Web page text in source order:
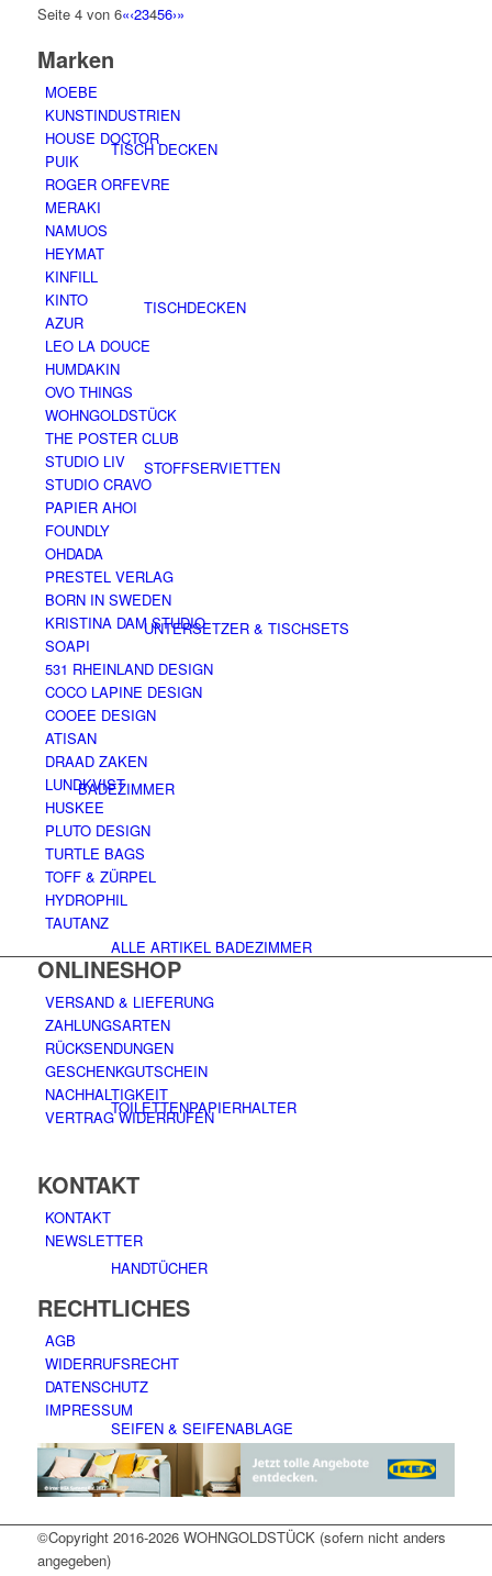
TISCH DECKEN
TISCHDECKEN
STOFFSERVIETTEN
UNTERSETZER & TISCHSETS
BADEZIMMER
ALLE ARTIKEL BADEZIMMER
TOILETTENPAPIERHALTER
HANDTÜCHER
SEIFEN & SEIFENABLAGE
Seite 4 von 6«‹23456›»
Marken
MOEBE
KUNSTINDUSTRIEN
HOUSE DOCTOR
PUIK
ROGER ORFEVRE
MERAKI
NAMUOS
HEYMAT
KINFILL
KINTO
AZUR
LEO LA DOUCE
HUMDAKIN
OVO THINGS
WOHNGOLDSTÜCK
THE POSTER CLUB
STUDIO LIV
STUDIO CRAVO
PAPIER AHOI
FOUNDLY
OHDADA
PRESTEL VERLAG
BORN IN SWEDEN
KRISTINA DAM STUDIO
SOAPI
531 RHEINLAND DESIGN
COCO LAPINE DESIGN
COOEE DESIGN
ATISAN
DRAAD ZAKEN
LUNDKVIST
HUSKEE
PLUTO DESIGN
TURTLE BAGS
TOFF & ZÜRPEL
HYDROPHIL
TAUTANZ
ONLINESHOP
VERSAND & LIEFERUNG
ZAHLUNGSARTEN
RÜCKSENDUNGEN
GESCHENKGUTSCHEIN
NACHHALTIGKEIT
VERTRAG WIDERRUFEN
KONTAKT
KONTAKT
NEWSLETTER
RECHTLICHES
AGB
WIDERRUFSRECHT
DATENSCHUTZ
IMPRESSUM
©Copyright 2016-2026 WOHNGOLDSTÜCK (sofern nicht anders
angegeben)